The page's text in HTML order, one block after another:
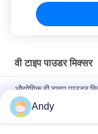
वी टाइप पाउडर मिक्सर
औद्योगिक वी टाइप पाउडर
मिश्रण समय और उच्च
खाद्य और रसायन उद्योगों में
Andy